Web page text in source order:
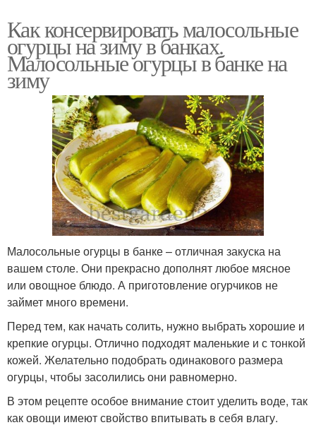
Как консервировать малосольные
огурцы на зиму в банках.
Малосольные огурцы в банке на
зиму
Малосольные огурцы в банке – отличная закуска на
вашем столе. Они прекрасно дополнят любое мясное
или овощное блюдо. А приготовление огурчиков не
займет много времени.
Перед тем, как начать солить, нужно выбрать хорошие и
крепкие огурцы. Отлично подходят маленькие и с тонкой
кожей. Желательно подобрать одинакового размера
огурцы, чтобы засолились они равномерно.
В этом рецепте особое внимание стоит уделить воде, так
как овощи имеют свойство впитывать в себя влагу.